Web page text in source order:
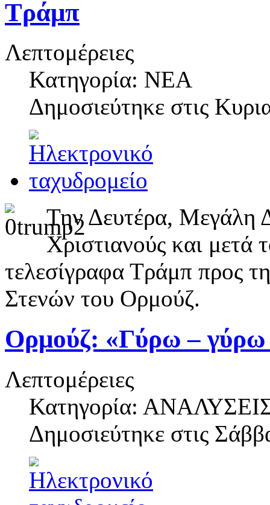
Τράμπ
Λεπτομέρειες
Κατηγορία: ΝΕΑ
Δημοσιεύτηκε στις
Την Δευτέρα, Μεγάλη
Χριστιανούς και
τελεσίγραφα Τράμπ προς
Στενών του Ορμούζ.
Ορμούζ: «Γύρω –
Λεπτομέρειες
Κατηγορία:
Δημοσιεύτηκε στις